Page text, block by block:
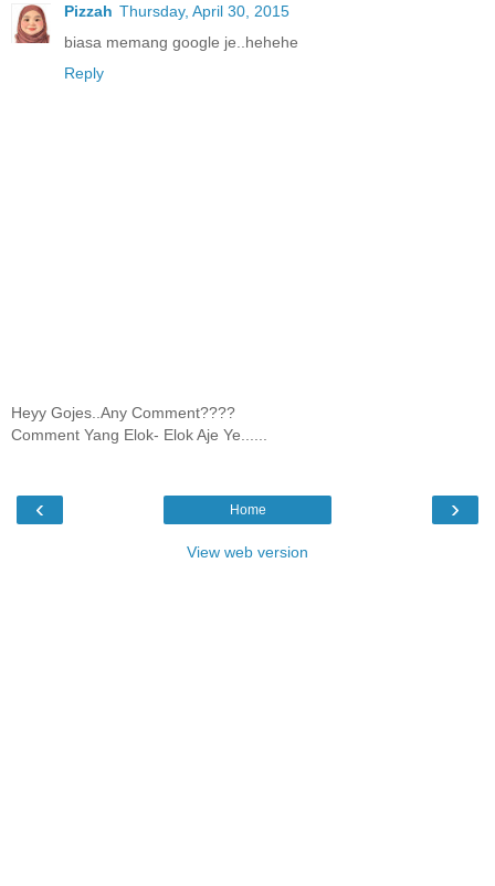
Pizzah Thursday, April 30, 2015
biasa memang google je..hehehe
Reply
Heyy Gojes..Any Comment????
Comment Yang Elok- Elok Aje Ye......
‹ ›
Home
View web version